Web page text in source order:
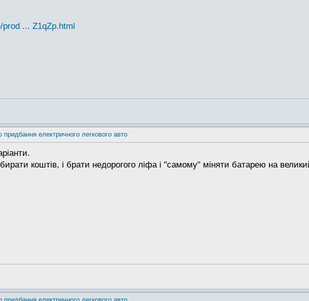
... Z1qZp.html
електричного легкового авто
коштів, і брати недорогого ліфа і "самому" міняти батарею на